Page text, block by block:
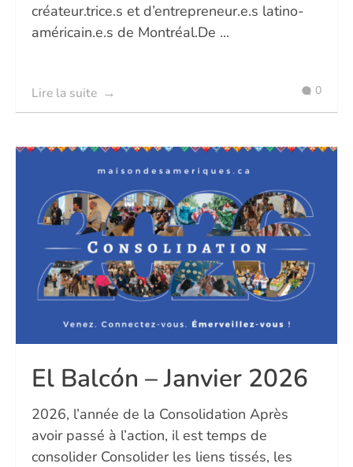
créateur.trice.s et d’entrepreneur.e.s latino-
américain.e.s de Montréal.De ...
Lire la suite 0
El Balcón – Janvier 2026
2026, l’année de la Consolidation Après
avoir passé à l’action, il est temps de
consolider Consolider les liens tissés, les